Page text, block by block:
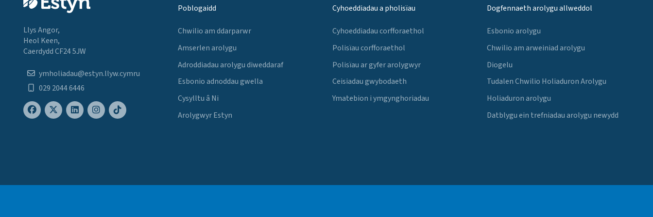
Llys Angor,
Heol Keen,
Caerdydd CF24 5JW
ymholiadau@estyn.llyw.cymru
029 2044 6446
Poblogaidd
Chwilio am ddarparwr
Amserlen arolygu
Adroddiadau arolygu diweddaraf
Esbonio adnoddau gwella
Cysylltu â Ni
Arolygwyr Estyn
Cyhoeddiadau a pholisïau
Cyhoeddiadau corfforaethol
Polisïau corfforaethol
Polisïau ar gyfer arolygwyr
Ceisiadau gwybodaeth
Ymatebion i ymgynghoriadau
Dogfennaeth arolygu allweddol
Esbonio arolygu
Chwilio am arweiniad arolygu
Diogelu
Tudalen Chwilio Holiaduron Arolygu
Holiaduron arolygu
Datblygu ein trefniadau arolygu newydd